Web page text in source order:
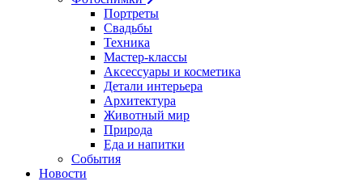
Портреты
Свадьбы
Техника
Мастер-классы
Аксессуары и косметика
Детали интерьера
Архитектура
Животный мир
Природа
Еда и напитки
События
Новости